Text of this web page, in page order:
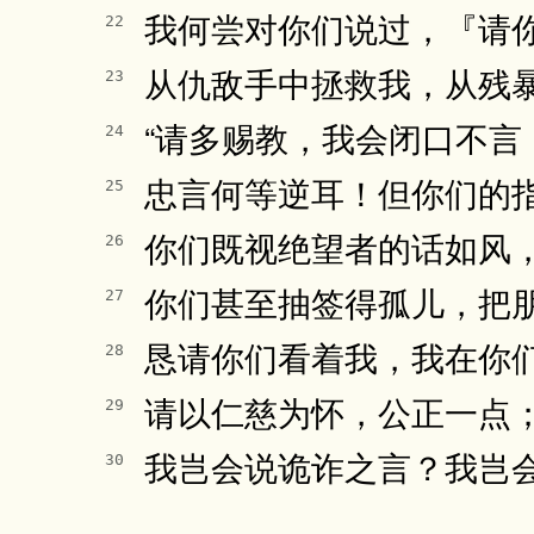
22 我何尝对你们说过，『请
23 从仇敌手中拯救我，从残
24 “请多赐教，我会闭口不
25 忠言何等逆耳！但你们的
26 你们既视绝望者的话如风
27 你们甚至抽签得孤儿，把
28 恳请你们看着我，我在你
29 请以仁慈为怀，公正一点
30 我岂会说诡诈之言？我岂